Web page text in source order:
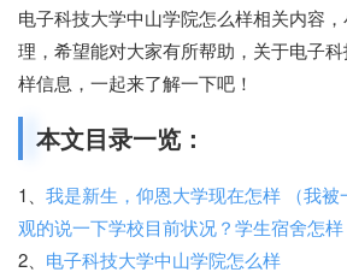
电子科技大学中山学院怎么样相关内容
理，希望能对大家有所帮助，关于电子
样信息，一起来了解一下吧！
本文目录一览：
1、 我是新生，仰恩大学现在怎样 （我被
观的说一下学校目前状况？学生宿舍怎样
2、 电子科技大学中山学院怎么样